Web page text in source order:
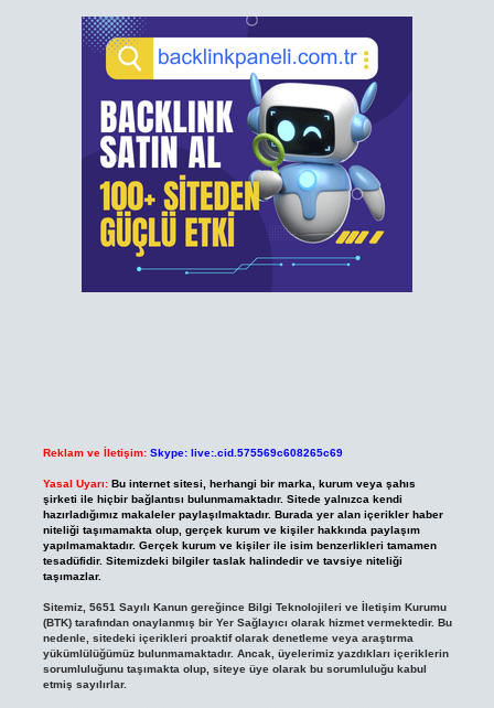
Reklam ve İletişim: Skype: live:.cid.575569c608265c69
Yasal Uyarı: Bu internet sitesi, herhangi bir marka, kurum veya şahıs
şirketi ile hiçbir bağlantısı bulunmamaktadır. Sitede yalnızca kendi
hazırladığımız makaleler paylaşılmaktadır. Burada yer alan içerikler haber
niteliği taşımamakta olup, gerçek kurum ve kişiler hakkında paylaşım
yapılmamaktadır. Gerçek kurum ve kişiler ile isim benzerlikleri tamamen
tesadüfidir. Sitemizdeki bilgiler taslak halindedir ve tavsiye niteliği
taşımazlar.
Sitemiz, 5651 Sayılı Kanun gereğince Bilgi Teknolojileri ve İletişim Kurumu
(BTK) tarafından onaylanmış bir Yer Sağlayıcı olarak hizmet vermektedir. Bu
nedenle, sitedeki içerikleri proaktif olarak denetleme veya araştırma
yükümlülüğümüz bulunmamaktadır. Ancak, üyelerimiz yazdıkları içeriklerin
sorumluluğunu taşımakta olup, siteye üye olarak bu sorumluluğu kabul
etmiş sayılırlar.